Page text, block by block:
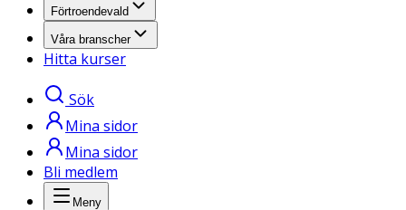
Förtroendevald
Våra branscher
Hitta kurser
Sök
Mina sidor
Mina sidor
Bli medlem
Meny